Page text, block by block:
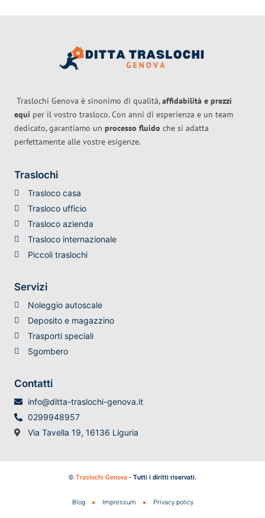
Traslochi Genova è sinonimo di qualità,affidabilità e prezzi
equi per il vostro trasloco. Con anni di esperienza e un team
dedicato, garantiamo un processo fluido che si adatta
perfettamente alle vostre esigenze.
Traslochi
Trasloco casa
Trasloco ufficio
Trasloco azienda
Trasloco internazionale
Piccoli traslochi
Servizi
Noleggio autoscale
Deposito e magazzino
Trasporti speciali
Sgombero
Contatti
info@ditta-traslochi-genova.it
0299948957
Via Tavella 19, 16136 Liguria
© Traslochi Genova- Tutti i diritti riservati.
Blog Impressum Privacy policy